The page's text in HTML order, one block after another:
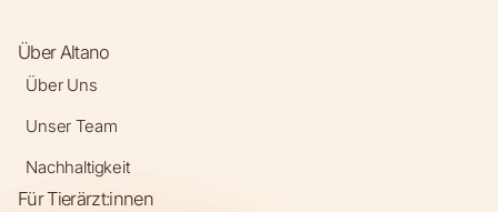
Über Altano
Über Uns
Unser Team
Nachhaltigkeit
Für Tierärzt:innen